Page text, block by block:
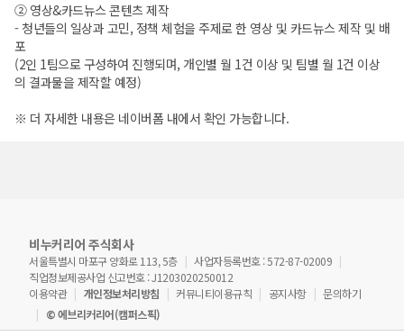
② 영상&카드뉴스 콘텐츠 제작
- 청년들의 일상과 고민, 정책 체험을 주제로 한 영상 및 카드뉴스 제작 및 배
포
(2인 1팀으로 구성하여 진행되며, 개인별 월 1건 이상 및 팀별 월 1건 이상
의 결과물을 제작할 예정)
※ 더 자세한 내용은 네이버폼 내에서 확인 가능합니다.
비누커리어 주식회사
서울특별시 마포구 양화로 113, 5층
사업자등록번호 : 572-87-02009
직업정보제공사업 신고번호 : J1203020250012
이용약관
개인정보처리방침 커뮤니티이용규칙 공지사항
문의하기
© 에브리커리어(캠퍼스픽)